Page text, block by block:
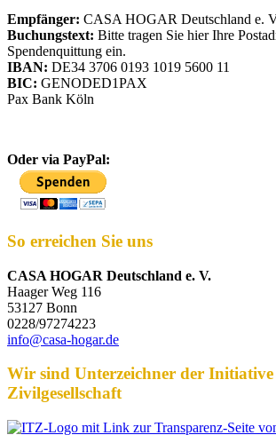
Empfänger: CASA HOGAR Deutschland e.
Buchungstext: Bitte tragen Sie hier Ihre
Spendenquittung ein.
IBAN: DE34 3706 0193 1019 5600 11
BIC: GENODED1PAX
Pax Bank Köln
Oder via PayPal:
So erreichen Sie uns
CASA HOGAR Deutschland e. V.
Haager Weg 116
53127 Bonn
0228/97274223
info@casa-hogar.de
Wir sind Unterzeichner der
Zivilgesellschaft